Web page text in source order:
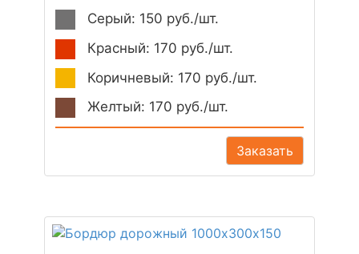
Серый: 150 руб./шт.
Красный: 170 руб./шт.
Коричневый: 170 руб./шт.
Желтый: 170 руб./шт.
Заказать